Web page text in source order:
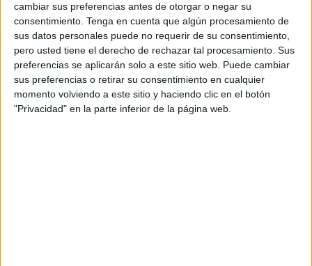
cambiar sus preferencias antes de otorgar o negar su
consentimiento. Tenga en cuenta que algún procesamiento de
sus datos personales puede no requerir de su consentimiento,
pero usted tiene el derecho de rechazar tal procesamiento. Sus
preferencias se aplicarán solo a este sitio web. Puede cambiar
sus preferencias o retirar su consentimiento en cualquier
momento volviendo a este sitio y haciendo clic en el botón
"Privacidad" en la parte inferior de la página web.
Helena Cánovas homenatja a
Peralada les dones esborrades de la
història a ‘Don Juan no existe’
La compositora Helena Cánovas Parés (Tona, 1994) estrenarà
‘Don Juan no existe’ al Festival Castell de Peralada. L’òpera vol
retre homenatge a aquelles dones ...